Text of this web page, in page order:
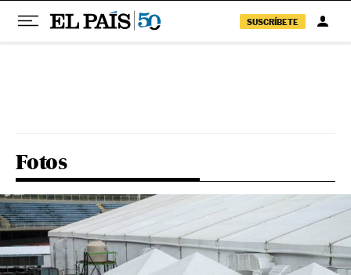
SUSCRÍBETE
Fotos